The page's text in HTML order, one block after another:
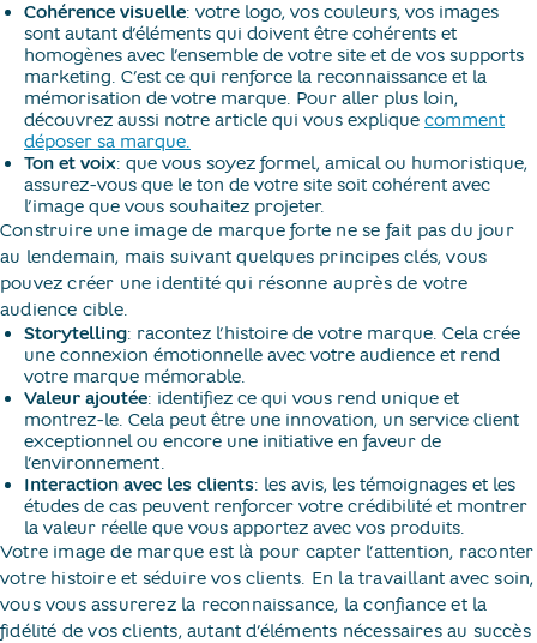
Cohérence visuelle: votre logo, vos couleurs, vos images
sont autant d’éléments qui doivent être cohérents et
homogènes avec l’ensemble de votre site et de vos supports
marketing. C’est ce qui renforce la reconnaissance et la
mémorisation de votre marque. Pour aller plus loin,
découvrez aussi notre article qui vous explique comment
déposer sa marque.
Ton et voix: que vous soyez formel, amical ou humoristique,
assurez-vous que le ton de votre site soit cohérent avec
l’image que vous souhaitez projeter.
Construire une image de marque forte ne se fait pas du jour
au lendemain, mais suivant quelques principes clés, vous
pouvez créer une identité qui résonne auprès de votre
audience cible.
Storytelling: racontez l’histoire de votre marque. Cela crée
une connexion émotionnelle avec votre audience et rend
votre marque mémorable.
Valeur ajoutée: identifiez ce qui vous rend unique et
montrez-le. Cela peut être une innovation, un service client
exceptionnel ou encore une initiative en faveur de
l’environnement.
Interaction avec les clients: les avis, les témoignages et les
études de cas peuvent renforcer votre crédibilité et montrer
la valeur réelle que vous apportez avec vos produits.
Votre image de marque est là pour capter l’attention, raconter
votre histoire et séduire vos clients. En la travaillant avec soin,
vous vous assurerez la reconnaissance, la confiance et la
fidélité de vos clients, autant d’éléments nécessaires au succès